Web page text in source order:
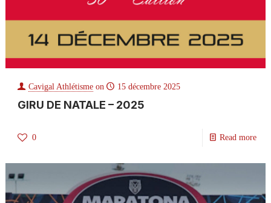
Cavigal Athlétisme on 15 décembre 2025
GIRU DE NATALE – 2025
0 Read more